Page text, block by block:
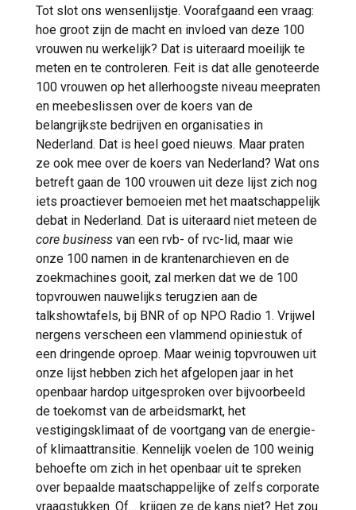
Tot slot ons wensenlijstje. Voorafgaand een vraag:
hoe groot zijn de macht en invloed van deze 100
vrouwen nu werkelijk? Dat is uiteraard moeilijk te
meten en te controleren. Feit is dat alle genoteerde
100 vrouwen op het allerhoogste niveau meepraten
en meebeslissen over de koers van de
belangrijkste bedrijven en organisaties in
Nederland. Dat is heel goed nieuws. Maar praten
ze ook mee over de koers van Nederland? Wat ons
betreft gaan de 100 vrouwen uit deze lijst zich nog
iets proactiever bemoeien met het maatschappelijk
debat in Nederland. Dat is uiteraard niet meteen de
core business van een rvb- of rvc-lid, maar wie
onze 100 namen in de krantenarchieven en de
zoekmachines gooit, zal merken dat we de 100
topvrouwen nauwelijks terugzien aan de
talkshowtafels, bij BNR of op NPO Radio 1. Vrijwel
nergens verscheen een vlammend opiniestuk of
een dringende oproep. Maar weinig topvrouwen uit
onze lijst hebben zich het afgelopen jaar in het
openbaar hardop uitgesproken over bijvoorbeeld
de toekomst van de arbeidsmarkt, het
vestigingsklimaat of de voortgang van de energie-
of klimaattransitie. Kennelijk voelen de 100 weinig
behoefte om zich in het openbaar uit te spreken
over bepaalde maatschappelijke of zelfs corporate
vraagstukken. Of… krijgen ze de kans niet? Het zou